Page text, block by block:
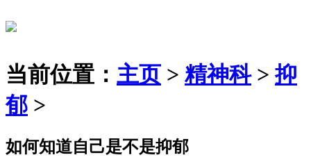
当前位置： 主页 > 精神科>抑
郁 >
如何知道自己是不是抑郁